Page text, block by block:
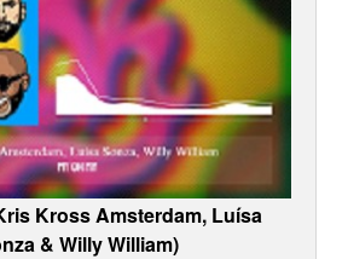
Kross Amsterdam, Luísa
& Willy William)